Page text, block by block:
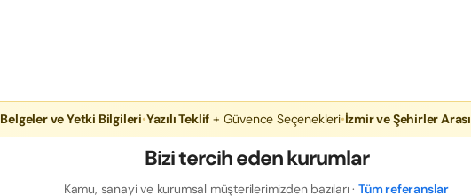
Belgeler ve Yetki Bilgileri•Yazılı Teklif + Güvence Seçenekleri•İzmir ve Şehirler Arası
Bizi tercih eden kurumlar
Kamu, sanayi ve kurumsal müşterilerimizden bazıları ·Tüm referanslar